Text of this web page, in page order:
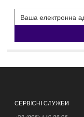
СЕРВІСНІ СЛУЖБИ